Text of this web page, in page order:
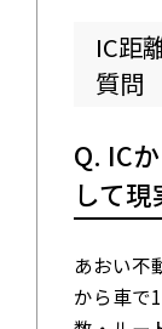
IC距
質問
Q. IC
して
あおい不
から車で